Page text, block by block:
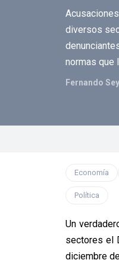
diversos
normas que
Fernando
Economía
Política
Un
sectores el
diciembre